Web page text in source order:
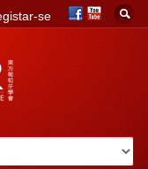
se